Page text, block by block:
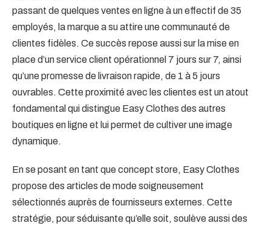
passant de quelques ventes en ligne à un effectif de 35
employés, la marque a su attire une communauté de
clientes fidèles. Ce succès repose aussi sur la mise en
place d’un service client opérationnel 7 jours sur 7, ainsi
qu’une promesse de livraison rapide, de 1 à 5 jours
ouvrables. Cette proximité avec les clientes est un atout
fondamental qui distingue Easy Clothes des autres
boutiques en ligne et lui permet de cultiver une image
dynamique.
En se posant en tant que concept store, Easy Clothes
propose des articles de mode soigneusement
sélectionnés auprès de fournisseurs externes. Cette
stratégie, pour séduisante qu’elle soit, soulève aussi des